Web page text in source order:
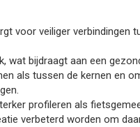
voor veiliger verbindingen
wat bijdraagt aan een
als tussen de kernen en
profileren als
verbeterd worden om